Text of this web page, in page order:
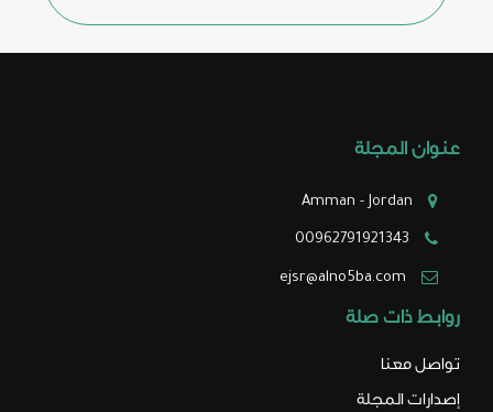
عنوان المجلة
ejsr@alno5ba.com
روابط ذات صلة
تواصل معنا
إصدارات المجلة